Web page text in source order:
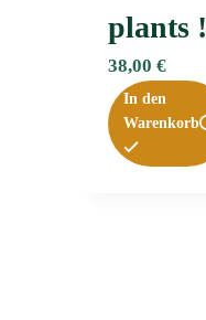
plants !
38,00 €
In den
Warenkorb